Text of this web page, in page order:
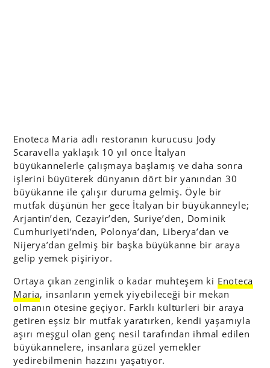
Enoteca Maria adlı restoranın kurucusu Jody
Scaravella yaklaşık 10 yıl önce İtalyan
büyükannelerle çalışmaya başlamış ve daha sonra
işlerini büyüterek dünyanın dört bir yanından 30
büyükanne ile çalışır duruma gelmiş. Öyle bir
mutfak düşünün her gece İtalyan bir büyükanneyle;
Arjantin’den, Cezayir’den, Suriye’den, Dominik
Cumhuriyeti’nden, Polonya’dan, Liberya’dan ve
Nijerya’dan gelmiş bir başka büyükanne bir araya
gelip yemek pişiriyor.
Ortaya çıkan zenginlik o kadar muhteşem ki Enoteca
Maria, insanların yemek yiyebileceği bir mekan
olmanın ötesine geçiyor. Farklı kültürleri bir araya
getiren eşsiz bir mutfak yaratırken, kendi yaşamıyla
aşırı meşgul olan genç nesil tarafından ihmal edilen
büyükannelere, insanlara güzel yemekler
yedirebilmenin hazzını yaşatıyor.